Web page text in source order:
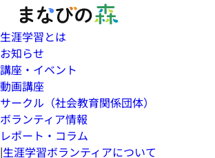
生涯学習とは
お知らせ
講座・イベント
動画講座
サークル（社会教育関係団体）
ボランティア情報
レポート・コラム
|生涯学習ボランティアについて